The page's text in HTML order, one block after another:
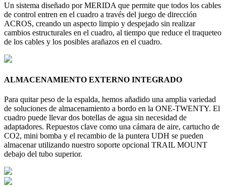
Un sistema diseñado por MERIDA que permite que todos los cables
de control entren en el cuadro a través del juego de dirección
ACROS, creando un aspecto limpio y despejado sin realizar
cambios estructurales en el cuadro, al tiempo que reduce el traqueteo
de los cables y los posibles arañazos en el cuadro.
ALMACENAMIENTO EXTERNO INTEGRADO
Para quitar peso de la espalda, hemos añadido una amplia variedad
de soluciones de almacenamiento a bordo en la ONE-TWENTY. El
cuadro puede llevar dos botellas de agua sin necesidad de
adaptadores. Repuestos clave como una cámara de aire, cartucho de
CO2, mini bomba y el recambio de la puntera UDH se pueden
almacenar utilizando nuestro soporte opcional TRAIL MOUNT
debajo del tubo superior.